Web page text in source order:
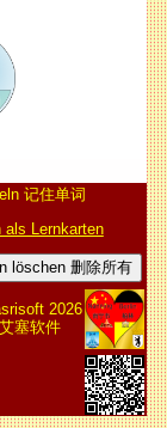
记住单词
als Lernkarten
löschen 删除所有
2026
艾塞软件